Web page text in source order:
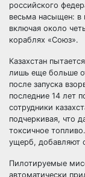
российского
весьма насыщен: в
включая около
кораблях «Союз».
Казахстан
лишь еще больше
после запуска
последние 14 лет
сотрудники
подчеркивая, что
токсичное
ущерб, добавляют
Пилотируемые
автоматически